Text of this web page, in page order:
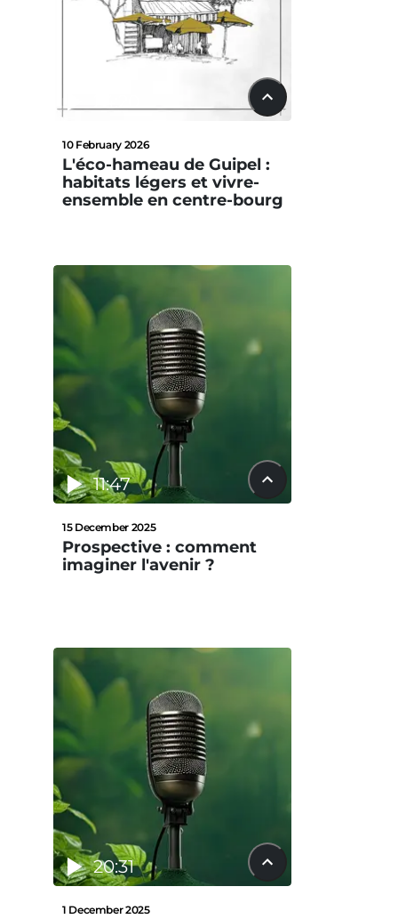
10 February 2026
L'éco-hameau de Guipel :
habitats légers et vivre-
ensemble en centre-bourg
11:47
15 December 2025
Prospective : comment
imaginer l'avenir ?
20:31
1 December 2025